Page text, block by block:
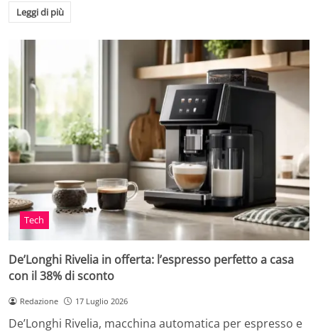
Leggi di più
Tech
De’Longhi Rivelia in offerta: l’espresso perfetto a casa
con il 38% di sconto
Redazione 17 Luglio 2026
De’Longhi Rivelia, macchina automatica per espresso e